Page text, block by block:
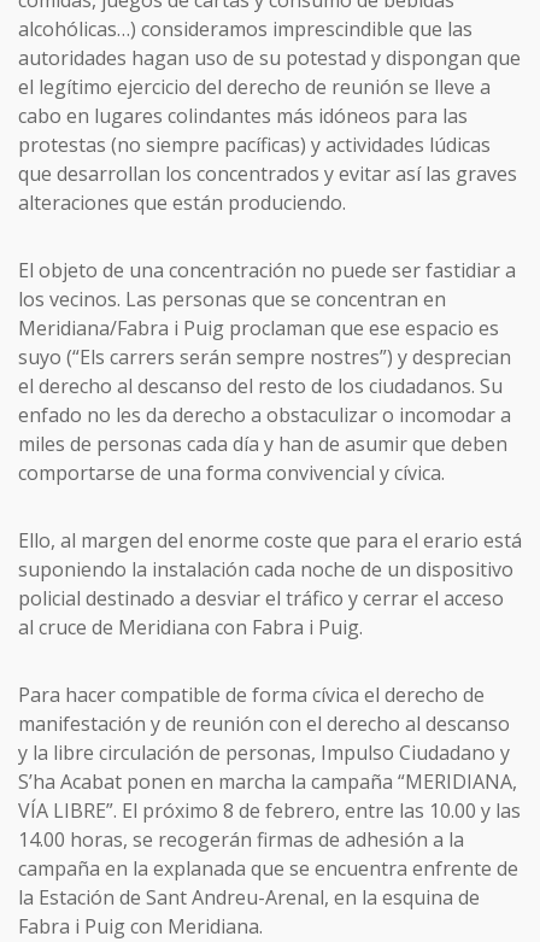
alcohólicas…) consideramos imprescindible que las
autoridades hagan uso de su potestad y dispongan que
el legítimo ejercicio del derecho de reunión se lleve a
cabo en lugares colindantes más idóneos para las
protestas (no siempre pacíficas) y actividades lúdicas
que desarrollan los concentrados y evitar así las graves
alteraciones que están produciendo.
El objeto de una concentración no puede ser fastidiar a
los vecinos. Las personas que se concentran en
Meridiana/Fabra i Puig proclaman que ese espacio es
suyo (“Els carrers serán sempre nostres”) y desprecian
el derecho al descanso del resto de los ciudadanos. Su
enfado no les da derecho a obstaculizar o incomodar a
miles de personas cada día y han de asumir que deben
comportarse de una forma convivencial y cívica.
Ello, al margen del enorme coste que para el erario está
suponiendo la instalación cada noche de un dispositivo
policial destinado a desviar el tráfico y cerrar el acceso
al cruce de Meridiana con Fabra i Puig.
Para hacer compatible de forma cívica el derecho de
manifestación y de reunión con el derecho al descanso
y la libre circulación de personas, Impulso Ciudadano y
S’ha Acabat ponen en marcha la campaña “MERIDIANA,
VÍA LIBRE”. El próximo 8 de febrero, entre las 10.00 y las
14.00 horas, se recogerán firmas de adhesión a la
campaña en la explanada que se encuentra enfrente de
la Estación de Sant Andreu-Arenal, en la esquina de
Fabra i Puig con Meridiana.